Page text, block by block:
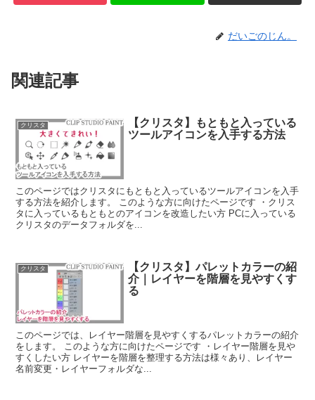
だいごのじん。
関連記事
クリスタ
【クリスタ】もともと入っている
ツールアイコンを入手する方法
このページではクリスタにもともと入っているツールアイコンを入手
する方法を紹介します。 このような方に向けたページです ・クリス
タに入っているもともとのアイコンを改造したい方 PCに入っている
クリスタのデータフォルダを...
クリスタ
【クリスタ】パレットカラーの紹
介｜レイヤーを階層を見やすくす
る
このページでは、レイヤー階層を見やすくするパレットカラーの紹介
をします。 このような方に向けたページです ・レイヤー階層を見や
すくしたい方 レイヤーを階層を整理する方法は様々あり、レイヤー
名前変更・レイヤーフォルダな...